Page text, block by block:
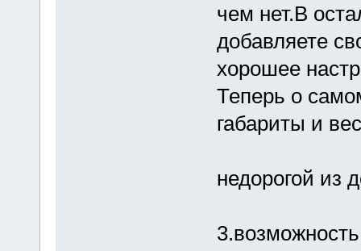
чем нет.В
добавляете
хорошее
Теперь о
габариты и
недорогой из